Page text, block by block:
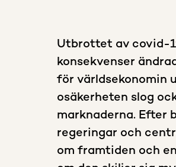
Utbrottet av covid-
konsekvenser
för världsekonomin
osäkerheten slog
marknaderna. Efter
regeringar och
om framtiden och